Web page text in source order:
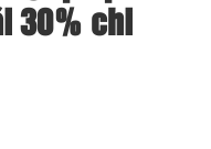
30% chi